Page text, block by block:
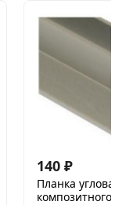
140 ₽
Планка угловая
композитного